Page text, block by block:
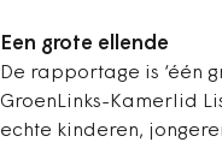
Een grote ellende
De rapportage is ‘één
GroenLinks-Kamerlid
echte kinderen,